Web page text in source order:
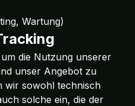
Wartung)
die Nutzung unserer
unser Angebot zu
wir sowohl technisch
solche ein, die der